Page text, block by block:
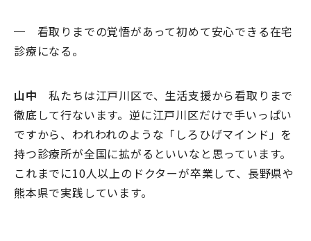
─ 看取りまでの覚悟があって初めて安心できる在宅
診療になる。
山中 私たちは江戸川区で、生活支援から看取りまで
徹底して行ないます。逆に江戸川区だけで手いっぱい
ですから、われわれのような「しろひげマインド」を
持つ診療所が全国に拡がるといいなと思っています。
これまでに10人以上のドクターが卒業して、長野県や
熊本県で実践しています。